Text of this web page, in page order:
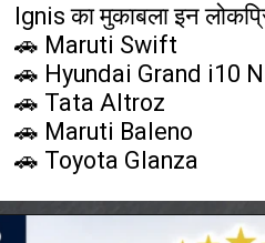
Ignis का मुकाबला इन
🚗 Maruti Swift
🚗 Hyundai Grand i10
🚗 Tata Altroz
🚗 Maruti Baleno
🚗 Toyota Glanza